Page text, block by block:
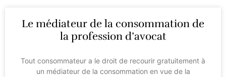
Le médiateur de la consommation de
la profession d’avocat
Tout consommateur a le droit de recourir gratuitement à
un médiateur de la consommation en vue de la